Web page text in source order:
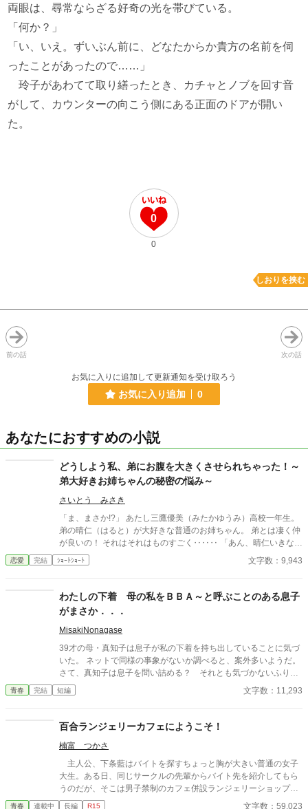
両眼は、尋常ならざる好奇の光を帯びている。
「何か？」
「い、いえ。ずいぶん前に、どなたからか貴方の名前を伺
ったことがあったので……」
玲子があわてて取り繕ったとき、カチャとノブを回す音
がして、カウンターの向こう側にある正面のドアが開い
た。
0
0
しおりを挟む
前の話 次の話
お気に入りに追加して更新通知を受け取ろう
お気に入り追加 0
あなたにおすすめの小説
どうしよう私、弟にお腹を大きくさせられちゃった！～
弟大好きお姉ちゃんの秘密の悩み～
さいとう みさき
「ま、まさか!?」 あたし三鷹優美（みたかゆうみ）高校一年生。
弟の晴仁（はると）が大好きな普通のお姉ちゃん。 弟とは凄く仲
が良いの！ それはそれはものすごく‥‥‥ 「あん、晴仁いきなり
そんなのお口に入らないよぉ～♡」 そんな関係のあたしたち。 で
もある日トイレであたしはアレが来そうなのになかなか来ないの
お腹が出て来てる!?」 お姉ちゃんの秘密の悩みです。
恋愛 完結 ｼｮｰﾄｼｮｰﾄ 文字数：9,943
わたしの下着 母の私をＢＢＡ～と呼ぶことのある息子
がまさか．．．
MisakiNonagase
39才の母・真知子は息子が私の下着を持ち出していることに気づ
いた。 ネットで同様の事象がないか調べると、案外多いようだ。
さて、真知子は息子を問い詰める？ それとも気づかないふりを
青春 完結 短編 文字数：11,293
百合ランジェリーカフェにようこそ！
楠富 つかさ
主人公、下条藍はバイトを探すちょっと胸が大きい普通の女子
大生。ある日、同じサークルの先輩からバイト先を紹介してもら
うのだが、そこは男子禁制のカフェ併設ランジェリーショップ
で！？ ちょっとハレンチなお仕事カフェライフ、始まりま
青春 連載中 長編 R15 文字数：59,023